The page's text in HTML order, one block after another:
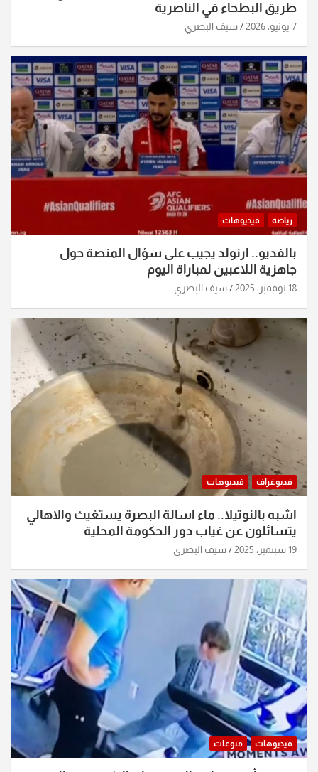
طريق البطحاء في الناصرية
7 يونيو، 2026 سيف البصري
رياضة فيديوهات
بالفديو.. ارنولد يجيب على سؤال المنصة حول
جاهزية اللاعبين لمباراة اليوم
18 نوفمبر، 2025 سيف البصري
فديوغراف فيديوهات
اشبه بالنوتيلا.. ماء اسالة البصرة يستغيث والاهالي
يتسائلون عن غياب دور الحكومة المحلية
19 سبتمبر، 2025 سيف البصري
فيديوهات منوعات